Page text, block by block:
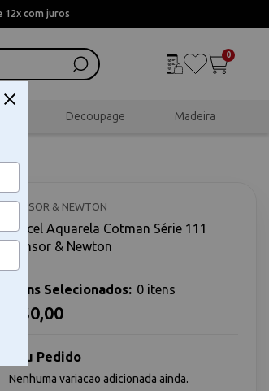
12x com juros
0
Decoupage Madeira
WINSOR & NEWTON
Pincel Aquarela Cotman Série 111
Winsor & Newton
Itens Selecionados: 0 itens
R$0,00
Seu Pedido
Nenhuma variacao adicionada ainda.